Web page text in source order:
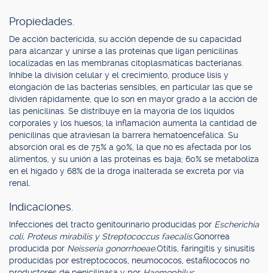
Propiedades.
De acción bactericida, su acción depende de su capacidad
para alcanzar y unirse a las proteínas que ligan penicilinas
localizadas en las membranas citoplasmáticas bacterianas.
Inhibe la división celular y el crecimiento, produce lisis y
elongación de las bacterias sensibles, en particular las que se
dividen rápidamente, que lo son en mayor grado a la acción de
las penicilinas. Se distribuye en la mayoría de los líquidos
corporales y los huesos; la inflamación aumenta la cantidad de
penicilinas que atraviesan la barrera hematoencefálica. Su
absorción oral es de 75% a 90%, la que no es afectada por los
alimentos, y su unión a las proteínas es baja; 60% se metaboliza
en el hígado y 68% de la droga inalterada se excreta por vía
renal.
Indicaciones.
Infecciones del tracto genitourinario producidas por Escherichia
coli, Proteus mirabilis y Streptococcus faecalis.Gonorrea
producida por Neisseria gonorrhoeae.Otitis, faringitis y sinusitis
producidas por estreptococos, neumococos, estafilococos no